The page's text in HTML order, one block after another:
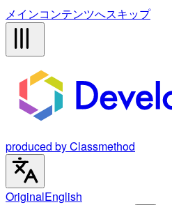
メインコンテンツへスキップ
produced by Classmethod
OriginalEnglish